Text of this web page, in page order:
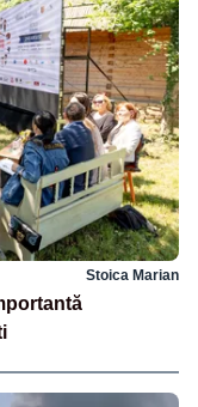
Stoica Marian